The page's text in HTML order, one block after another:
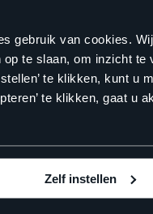
gebruik van cookies.
te slaan, om inzicht
te klikken, kunt u
te klikken, gaat u
Zelf instellen